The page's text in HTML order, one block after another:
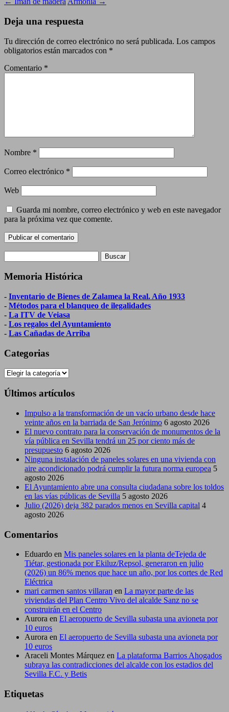
Deja una respuesta
Tu dirección de correo electrónico no será publicada. Los campos
obligatorios están marcados con *
Comentario *
Nombre *
Correo electrónico *
Web
Guarda mi nombre, correo electrónico y web en este navegador
para la próxima vez que comente.
Memoria Histórica
- Inventario de Bienes de Zalamea la Real. Año 1933
- Métodos para el blanqueo de ilegalidades
- La ITV de Veiasa
- Los regalos del Ayuntamiento
- Las Cañadas de Arriba
Categorias
Categorias
Últimos artículos
Impulso a la transformación de un vacío urbano desde hace
veinte años en la barriada de San Jerónimo 6 agosto 2026
El nuevo contrato para la conservación de monumentos de la
vía pública en Sevilla tendrá un 25 por ciento más de
presupuesto 6 agosto 2026
Ninguna instalación de paneles solares en una vivienda con
aire acondicionado podrá cumplir la futura norma europea 5
agosto 2026
El Ayuntamiento abre una consulta ciudadana sobre los toldos
en las vías públicas de Sevilla 5 agosto 2026
Julio (2026) deja 382 parados menos en Sevilla capital 4
agosto 2026
Comentarios
Eduardo en Mis paneles solares en la planta deTejeda de
Tiétar, gestionada por Ekiluz/Repsol, generaron en julio
(2026) un 86% menos que hace un año, por los cortes de Red
Eléctrica
mari carmen santos villaran en La mayor parte de las
viviendas del Plan Centro Vivo del alcalde Sanz no se
construirán en el Centro
Aurora en El aeropuerto de Sevilla subasta una avioneta por
10 euros
Aurora en El aeropuerto de Sevilla subasta una avioneta por
10 euros
Araceli Montes Márquez en La plataforma Barrios Ahogados
subraya las contradicciones del alcalde con los estadios del
Sevilla F.C. y Betis
Etiquetas